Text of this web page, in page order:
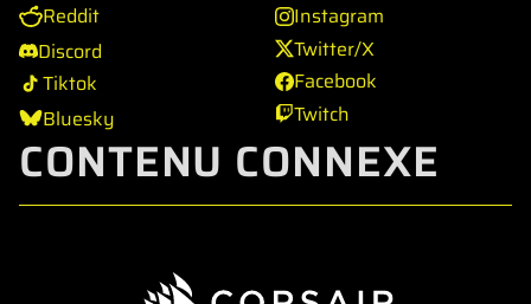
Reddit
Discord
Tiktok
Bluesky
Instagram
Twitter/X
Facebook
Twitch
CONTENU CONNEXE